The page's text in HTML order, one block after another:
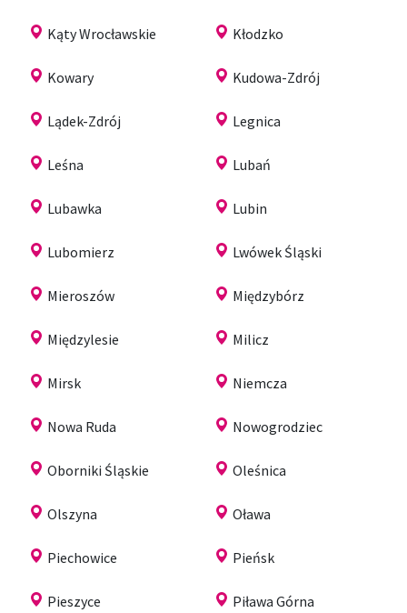
Kąty Wrocławskie Kłodzko
Kowary Kudowa-Zdrój
Lądek-Zdrój Legnica
Leśna Lubań
Lubawka Lubin
Lubomierz Lwówek Śląski
Mieroszów Międzybórz
Międzylesie Milicz
Mirsk Niemcza
Nowa Ruda Nowogrodziec
Oborniki Śląskie Oleśnica
Olszyna Oława
Piechowice Pieńsk
Pieszyce Piława Górna